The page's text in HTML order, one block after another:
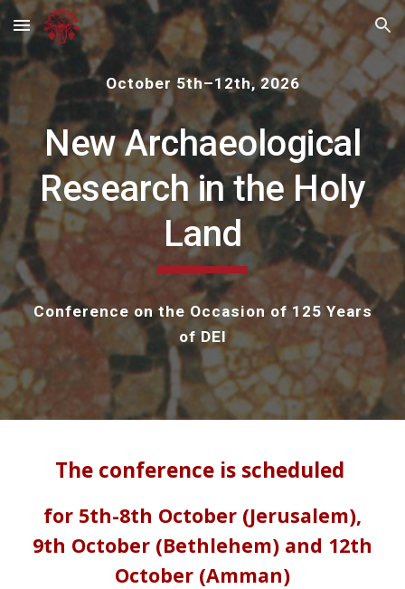
Skip to main content Skip to navigation
October 5th–12th, 2026
New Archaeological
Research in the Holy
Land
Conference on the Occasion of 125 Years
of DEI
The conference is scheduled
for 5th-8th October (Jerusalem),
9th October (Bethlehem) and 12th
October (Amman)